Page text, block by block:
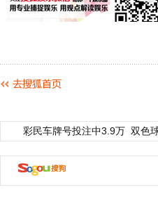
彩民车牌号投注中3.9万 双色